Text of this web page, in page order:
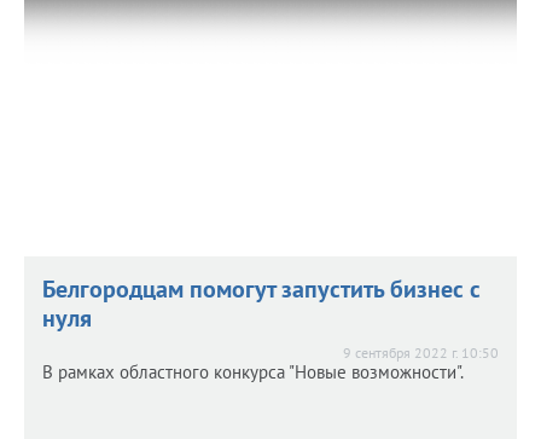
Белгородцам помогут запустить бизнес с
нуля
9 сентября 2022 г. 10:50
В рамках областного конкурса "Новые возможности".